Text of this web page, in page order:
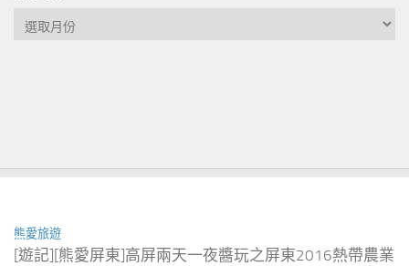
按
熊愛旅遊
[遊記][熊愛屏東]高屏兩天一夜醬玩之屏東2016熱帶農業